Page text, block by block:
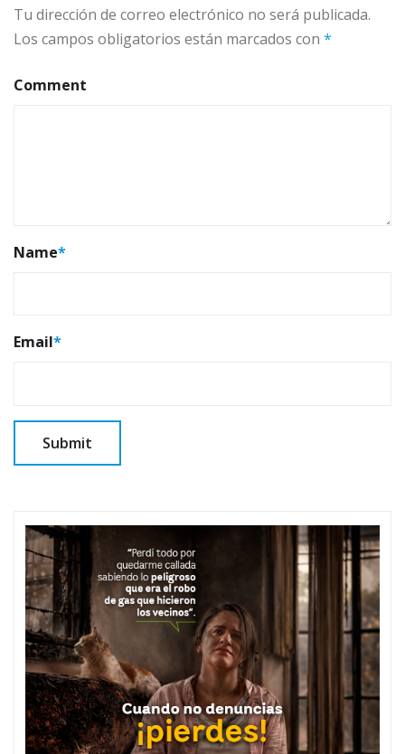
Tu dirección de correo electrónico no será publicada.
Los campos obligatorios están marcados con *
Comment
Name*
Email*